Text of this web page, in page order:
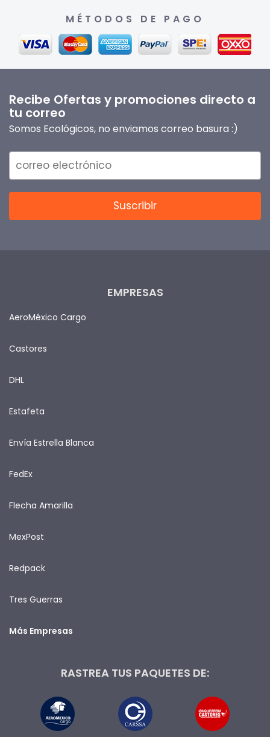
MÉTODOS DE PAGO
Recibe Ofertas y promociones directo a
tu correo
Somos Ecológicos, no enviamos correo basura :)
EMPRESAS
AeroMéxico Cargo
Castores
DHL
Estafeta
Envía Estrella Blanca
FedEx
Flecha Amarilla
MexPost
Redpack
Tres Guerras
Más Empresas
RASTREA TUS PAQUETES DE: